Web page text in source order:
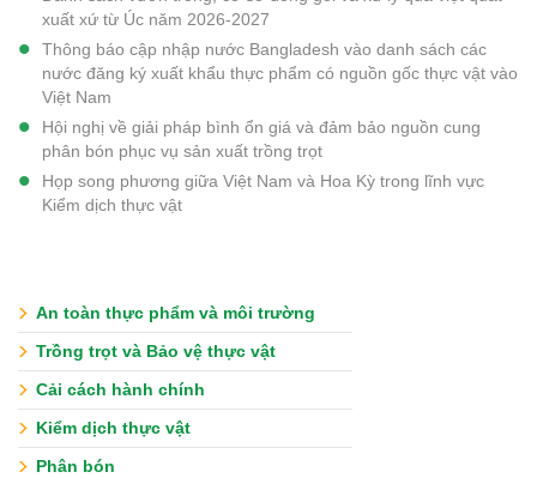
xuất xứ từ Úc năm 2026-2027
Thông báo cập nhập nước Bangladesh vào danh sách các
nước đăng ký xuất khẩu thực phẩm có nguồn gốc thực vật vào
Việt Nam
Hội nghị về giải pháp bình ổn giá và đảm bảo nguồn cung
phân bón phục vụ sản xuất trồng trọt
Họp song phương giữa Việt Nam và Hoa Kỳ trong lĩnh vực
Kiểm dịch thực vật
An toàn thực phẩm và môi trường
Trồng trọt và Bảo vệ thực vật
Cải cách hành chính
Kiểm dịch thực vật
Phân bón